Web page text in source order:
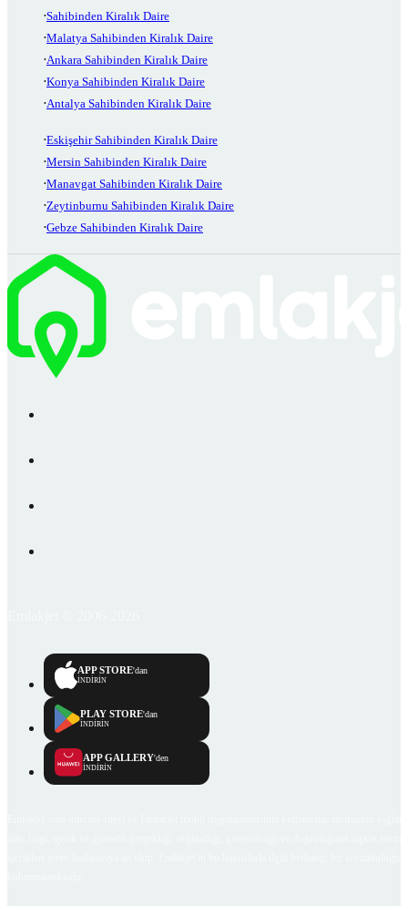
Sahibinden Kiralık Daire
Malatya Sahibinden Kiralık Daire
Ankara Sahibinden Kiralık Daire
Konya Sahibinden Kiralık Daire
Antalya Sahibinden Kiralık Daire
Eskişehir Sahibinden Kiralık Daire
Mersin Sahibinden Kiralık Daire
Manavgat Sahibinden Kiralık Daire
Zeytinburnu Sahibinden Kiralık Daire
Gebze Sahibinden Kiralık Daire
APP STORE'dan
İNDİRİN
PLAY STORE'dan
İNDİRİN
APP GALLERY'den
İNDİRİN